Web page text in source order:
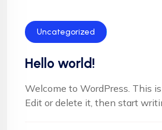
Uncategorized
Hello world!
Welcome to WordPress. This
Edit or delete it, then start